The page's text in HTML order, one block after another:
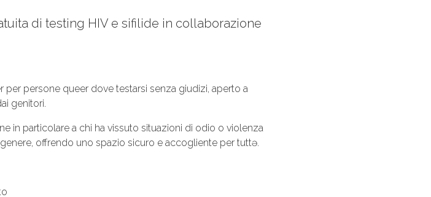
di testing HIV e sifilide in collaborazione
persone queer dove testarsi senza giudizi, aperto a
genitori.
in particolare a chi ha vissuto situazioni di odio o violenza
offrendo uno spazio sicuro e accogliente per tuttə.